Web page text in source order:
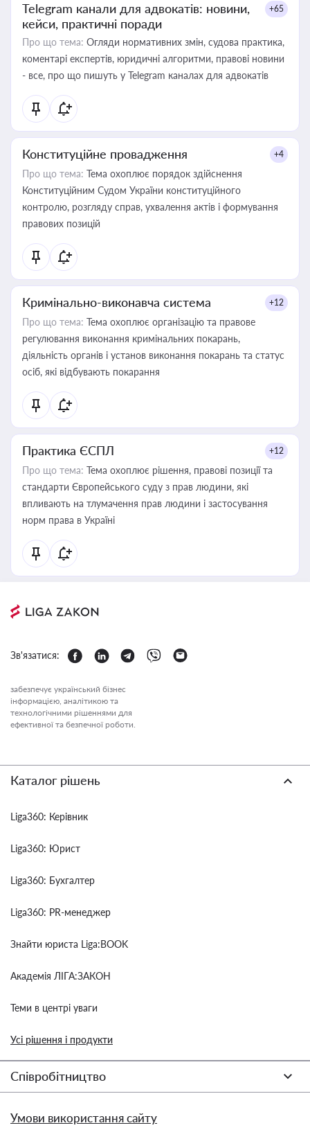
Telegram канали для адвокатів: новини,
кейси, практичні поради
+65
Про що тема: Огляди нормативних змін, судова практика,
коментарі експертів, юридичні алгоритми, правові новини
- все, про що пишуть у Telegram каналах для адвокатів
Конституційне провадження +4
Про що тема: Тема охоплює порядок здійснення
Конституційним Судом України конституційного
контролю, розгляду справ, ухвалення актів і формування
правових позицій
Кримінально-виконавча система +12
Про що тема: Тема охоплює організацію та правове
регулювання виконання кримінальних покарань,
діяльність органів і установ виконання покарань та статус
осіб, які відбувають покарання
Практика ЄСПЛ +12
Про що тема: Тема охоплює рішення, правові позиції та
стандарти Європейського суду з прав людини, які
впливають на тлумачення прав людини і застосування
норм права в Україні
Зв'язатися:
забезпечує український бізнес
інформацією, аналітикою та
технологічними рішеннями для
ефективної та безпечної роботи.
Каталог рішень
Liga360: Керівник
Liga360: Юрист
Liga360: Бухгалтер
Liga360: PR-менеджер
Знайти юриста Liga:BOOK
Академія ЛІГА:ЗАКОН
Теми в центрі уваги
Усі рішення і продукти
Співробітництво
Умови використання сайту